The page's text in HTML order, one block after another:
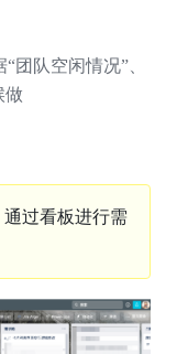
团队空闲情况”、
做
过看板进行需